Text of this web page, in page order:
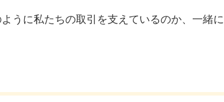
うに私たちの取引を支えているのか、一緒に